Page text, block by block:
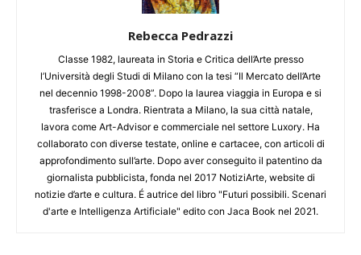
Rebecca Pedrazzi
Classe 1982, laureata in Storia e Critica dell’Arte presso
l’Università degli Studi di Milano con la tesi “Il Mercato dell’Arte
nel decennio 1998-2008”. Dopo la laurea viaggia in Europa e si
trasferisce a Londra. Rientrata a Milano, la sua città natale,
lavora come Art-Advisor e commerciale nel settore Luxory. Ha
collaborato con diverse testate, online e cartacee, con articoli di
approfondimento sull’arte. Dopo aver conseguito il patentino da
giornalista pubblicista, fonda nel 2017 NotiziArte, website di
notizie d’arte e cultura. É autrice del libro "Futuri possibili. Scenari
d'arte e Intelligenza Artificiale" edito con Jaca Book nel 2021.